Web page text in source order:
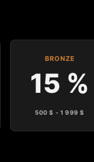
BRONZE
15 %
500 $ - 1 999 $